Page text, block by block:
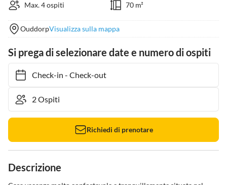
Max. 4 ospiti
70 m²
OuddorpVisualizza sulla mappa
Si prega di selezionare date e numero di ospiti
Check-in- Check-out
Richiedi di prenotare
Descrizione